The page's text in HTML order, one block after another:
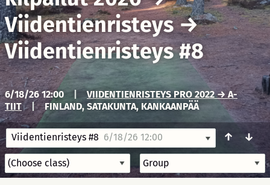
Viidentienristeys→
Viidentienristeys #8
6/18/26 12:00 |
VIIDENTIENRISTEYS PRO 2022 → A-
TIIT
| FINLAND, SATAKUNTA, KANKAANPÄÄ
Viidentienristeys #8 6/18/26 12:00 ↑ ↓